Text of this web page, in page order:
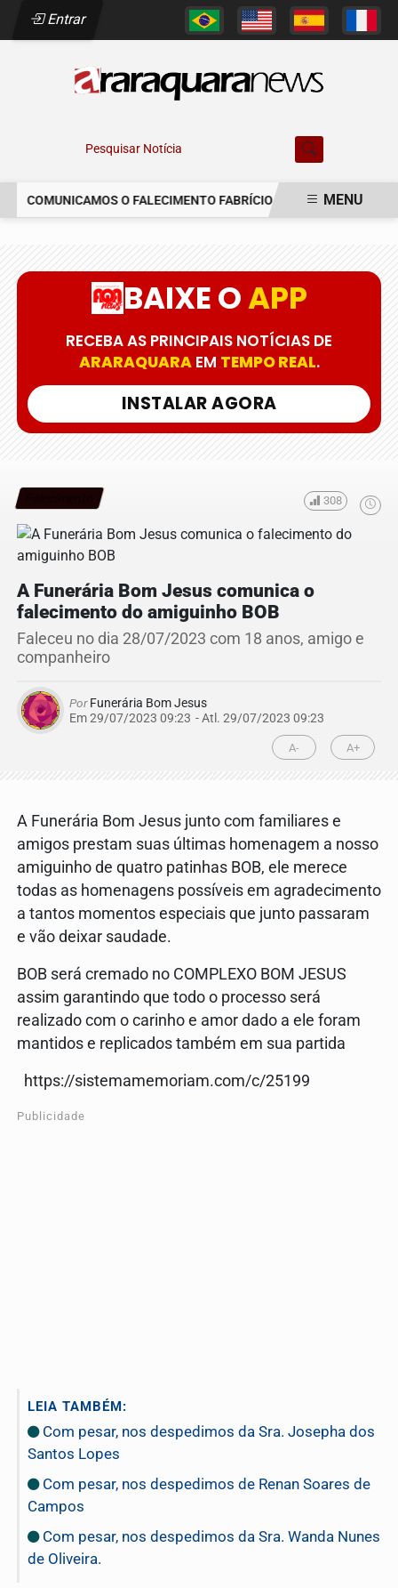
Entrar
Pesquisar Notícia
COMUNICAMOS O FALECIMENTO FABRÍCIO AUGUSTO FERREIRA
MENU
BAIXE OAPP
RECEBA AS PRINCIPAIS NOTÍCIAS DE
ARARAQUARAEM TEMPO REAL.
INSTALAR AGORA
308
A Funerária Bom Jesus comunica o
falecimento do amiguinho BOB
Faleceu no dia 28/07/2023 com 18 anos, amigo e
companheiro
PorFunerária Bom Jesus
Em 29/07/2023 09:23 - Atl. 29/07/2023 09:23
A- A+
A Funerária Bom Jesus junto com familiares e
amigos prestam suas últimas homenagem a nosso
amiguinho de quatro patinhas BOB, ele merece
todas as homenagens possíveis em agradecimento
a tantos momentos especiais que junto passaram
e vão deixar saudade.
BOB será cremado no COMPLEXO BOM JESUS
assim garantindo que todo o processo será
realizado com o carinho e amor dado a ele foram
mantidos e replicados também em sua partida
https://sistemamemoriam.com/c/25199
Publicidade
LEIA TAMBÉM:
Com pesar, nos despedimos da Sra. Josepha dos
Santos Lopes
Com pesar, nos despedimos de Renan Soares de
Campos
Com pesar, nos despedimos da Sra. Wanda Nunes
de Oliveira.